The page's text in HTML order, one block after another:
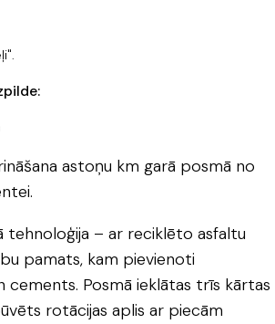
astoņu km garā posmā no
tehnoloģija – ar reciklēto asfaltu
pamats, kam pievienoti
cements. Posmā ieklātas trīs kārtas
rotācijas aplis ar piecām